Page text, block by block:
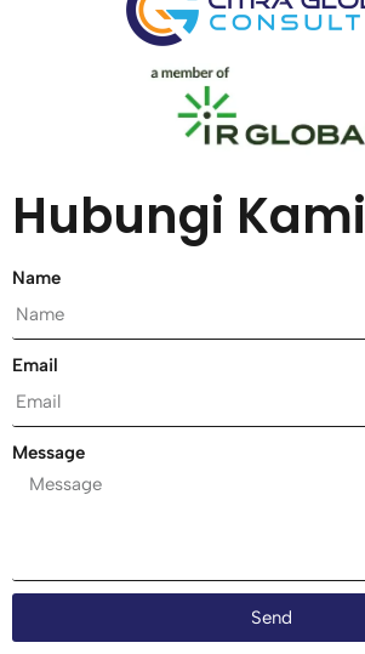
Hubungi Kami
Name
Email
Message
Send